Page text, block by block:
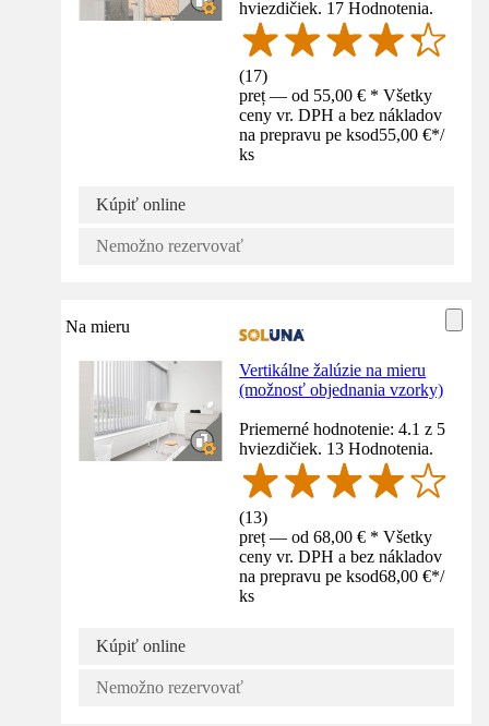
hviezdičiek. 17 Hodnotenia.
(17)
preț — od 55,00 € * Všetky
ceny vr. DPH a bez nákladov
na prepravu pe ksod55,00 €*/
ks
Kúpiť online
Nemožno rezervovať
Na mieru
Vertikálne žalúzie na mieru
(možnosť objednania vzorky)
Priemerné hodnotenie: 4.1 z 5
hviezdičiek. 13 Hodnotenia.
(13)
preț — od 68,00 € * Všetky
ceny vr. DPH a bez nákladov
na prepravu pe ksod68,00 €*/
ks
Kúpiť online
Nemožno rezervovať